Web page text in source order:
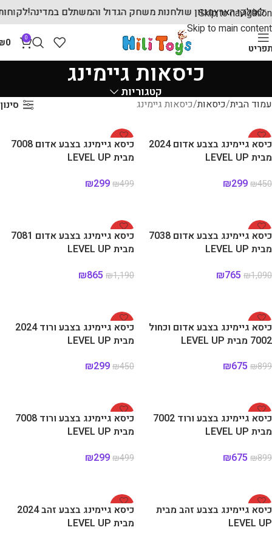
Skip to navigation
Skip to main content
0
0
כיסאות גיימינג
קטגוריות
עמוד הבית כיסאות כיסאות גיימינג סינון
-34%
כיסא גיימינג בצבע אדום 2024
מבית LEVEL UP
₪450
₪299
-40%
כיסא גיימינג בצבע אדום 7008
מבית LEVEL UP
₪499
₪299
-30%
כיסא גיימינג בצבע אדום 7038
מבית LEVEL UP
₪1,090
₪765
-27%
כיסא גיימינג בצבע אדום 7081
מבית LEVEL UP
₪1,190
₪865
-25%
כיסא גיימינג בצבע אדום וכחול
7002 מבית LEVEL UP
₪899
₪675
-34%
כיסא גיימינג בצבע ורוד 2024
מבית LEVEL UP
₪450
₪299
-25%
כיסא גיימינג בצבע ורוד 7002
מבית LEVEL UP
₪899
₪675
-40%
כיסא גיימינג בצבע ורוד 7008
מבית LEVEL UP
₪499
₪299
-25%
כיסא גיימינג בצבע זהב מבית
LEVEL UP
-34%
כיסא גיימינג בצבע זהב 2024
מבית LEVEL UP
מגוון שולחנות משחק הגדול והמשתלם במדינה!לכל חלקי הארץ